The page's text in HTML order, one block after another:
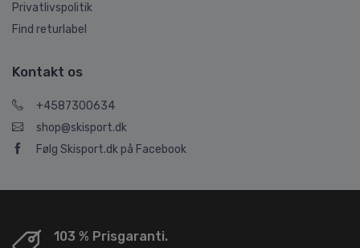
Privatlivspolitik
Find returlabel
Kontakt os
+4587300634
shop@skisport.dk
Følg Skisport.dk på Facebook
103 % Prisgaranti.